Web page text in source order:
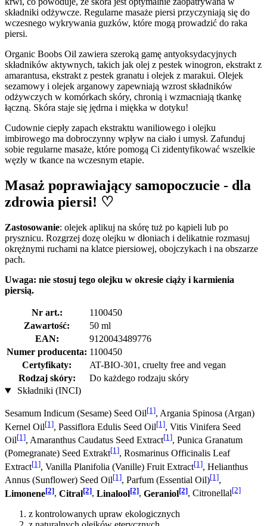
składniki odżywcze. Regularne masaże piersi przyczyniają się do
wczesnego wykrywania guzków, które mogą prowadzić do raka
piersi.
Organic Boobs Oil zawiera szeroką gamę antyoksydacyjnych
składników aktywnych, takich jak olej z pestek winogron, ekstrakt z
amarantusa, ekstrakt z pestek granatu i olejek z marakui. Olejek
sezamowy i olejek arganowy zapewniają wzrost składników
odżywczych w komórkach skóry, chronią i wzmacniają tkankę
łączną. Skóra staje się jędrna i miękka w dotyku!
Cudownie ciepły zapach ekstraktu waniliowego i olejku
imbirowego ma dobroczynny wpływ na ciało i umysł. Zafunduj
sobie regularne masaże, które pomogą Ci zidentyfikować wszelkie
węzły w tkance na wczesnym etapie.
Masaż poprawiający samopoczucie - dla
zdrowia piersi! ♡
Zastosowanie: olejek aplikuj na skórę tuż po kąpieli lub po
prysznicu. Rozgrzej dozę olejku w dłoniach i delikatnie rozmasuj
okrężnymi ruchami na klatce piersiowej, obojczykach i na obszarze
pach.
Uwaga: nie stosuj tego olejku w okresie ciąży i karmienia
piersią.
Nr art.:
1100450
Zawartość:
50 ml
EAN:
9120043489776
Numer producenta: 1100450
Certyfikaty:
AT-BIO-301, cruelty free and vegan
Rodzaj skóry:
Do każdego rodzaju skóry
Składniki (INCI)
Sesamum Indicum (Sesame) Seed Oil[1], Argania Spinosa (Argan)
Kernel Oil[1], Passiflora Edulis Seed Oil[1], Vitis Vinifera Seed
Oil[1], Amaranthus Caudatus Seed Extract[1], Punica Granatum
(Pomegranate) Seed Extrakt[1], Rosmarinus Officinalis Leaf
Extract[1], Vanilla Planifolia (Vanille) Fruit Extract[1], Helianthus
Annus (Sunflower) Seed Oil[1], Parfum (Essential Oil)[1],
Limonene[2], Citral[2], Linalool[2], Geraniol[2], Citronellal[2]
z kontrolowanych upraw ekologicznych